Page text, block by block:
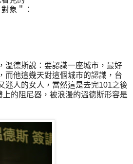
象＂：
溫德斯說：要認識一座城市，最好
而他這幾天對這個城市的認識，台
迷人的女人，當然這是去完101之後
的阻尼器，被浪漫的溫德斯形容是